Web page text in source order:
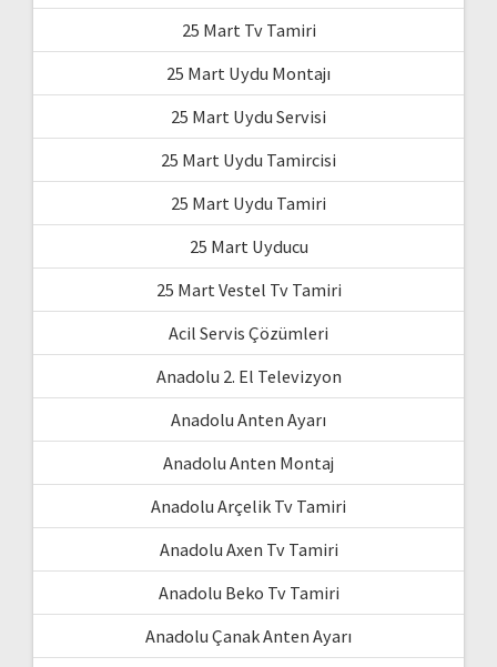
25 Mart Tv Tamiri
25 Mart Uydu Montajı
25 Mart Uydu Servisi
25 Mart Uydu Tamircisi
25 Mart Uydu Tamiri
25 Mart Uyducu
25 Mart Vestel Tv Tamiri
Acil Servis Çözümleri
Anadolu 2. El Televizyon
Anadolu Anten Ayarı
Anadolu Anten Montaj
Anadolu Arçelik Tv Tamiri
Anadolu Axen Tv Tamiri
Anadolu Beko Tv Tamiri
Anadolu Çanak Anten Ayarı